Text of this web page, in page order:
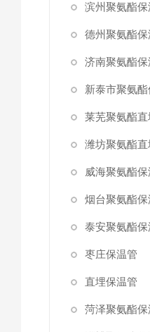
滨州聚氨酯保
德州聚氨酯保
济南聚氨酯保
新泰市聚氨
莱芜聚氨酯
潍坊聚氨酯直
威海聚氨酯保
烟台聚氨酯保
泰安聚氨酯保
枣庄保温管
直埋保温管
菏泽聚氨酯保